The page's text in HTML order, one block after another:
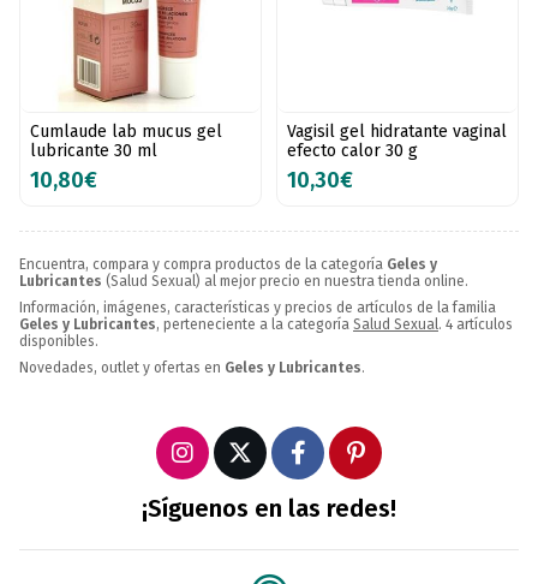
Encuentra, compara y compra productos de la categoría Geles y
Lubricantes (Salud Sexual) al mejor precio en nuestra tienda online.
Información, imágenes, características y precios de artículos de la familia
Geles y Lubricantes, perteneciente a la categoría Salud Sexual. 4 artículos
disponibles.
Novedades, outlet y ofertas en Geles y Lubricantes.
Cumlaude lab mucus gel
lubricante 30 ml
10,80€
Vagisil gel hidratante vaginal
efecto calor 30 g
10,30€
¡Síguenos en las redes!